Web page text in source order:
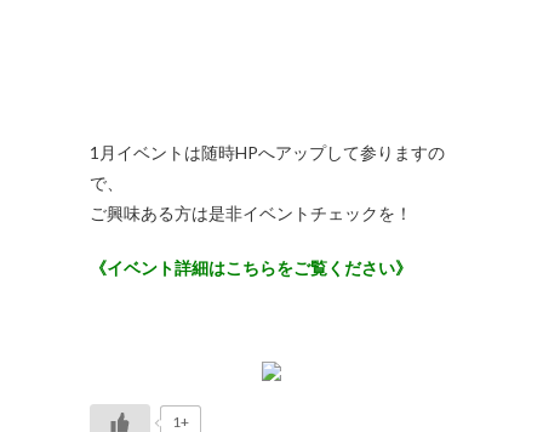
1月イベントは随時HPへアップして参りますの
で、
ご興味ある方は是非イベントチェックを！
《イベント詳細はこちらをご覧ください》
1+